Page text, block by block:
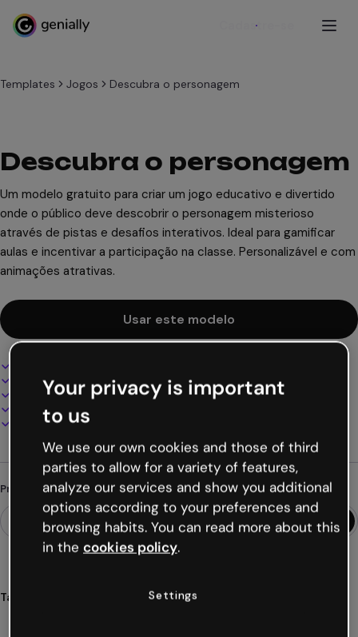
Cadastre-se
Templates Jogos Descubra o personagem
Descubra o personagem
Um modelo gratuito para criar um jogo educativo e divertido
onde o público deve descobrir o personagem misterioso
através de pistas e desafios interativos. Ideal para gamificar
aulas e incentivar a participação na classe. Personalizável e com
animações atrativas.
Usar este modelo
100% personalizável
Adicione áudio, vídeo e multimídia
Apresente, compartilhe ou publique online
Baixe em PDF, MP4 e outros formatos
Procurando algo diferente?
Tags
Your privacy is important
to us
We use our own cookies and those of third
parties to allow for a variety of features,
analyze our services and show you additional
options according to your preferences and
browsing habits. You can read more about this
in the cookies policy.
Settings